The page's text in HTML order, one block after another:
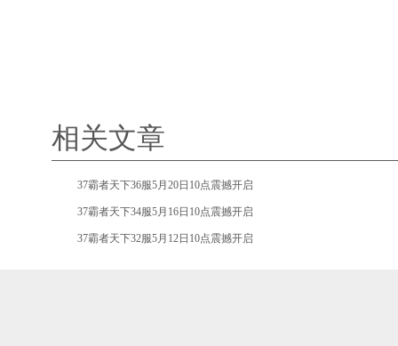
相关文章
37霸者天下36服5月20日10点震撼开启
37霸者天下34服5月16日10点震撼开启
37霸者天下32服5月12日10点震撼开启